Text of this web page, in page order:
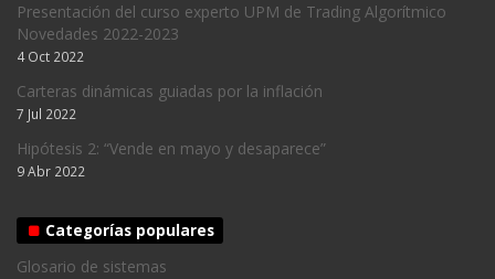
Presentación del curso experto UPM de Trading Algorítmico
Novedades 2022-2023
4 Oct 2022
Carteras dinámicas guiadas por la inflación
7 Jul 2022
Hipótesis 2: “Vende en mayo y desaparece”
9 Abr 2022
Categorías populares
Glosario de sistemas